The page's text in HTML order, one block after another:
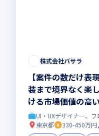
株式会社バサラ
【案件の数だけ表
装まで境界なく楽
ける市場価値の高
境UI・UXデザイナー、
東京都
330-450万円